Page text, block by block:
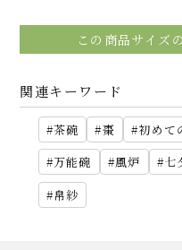
この商品サイズ
関連キーワード
茶碗 棗 初めて
万能碗
風炉 七
帛紗